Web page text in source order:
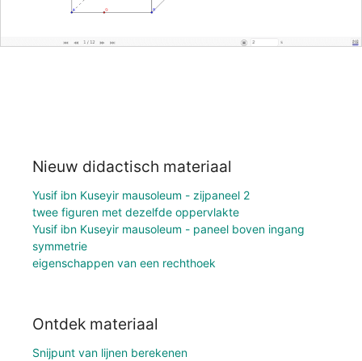
Nieuw didactisch materiaal
Yusif ibn Kuseyir mausoleum - zijpaneel 2
twee figuren met dezelfde oppervlakte
Yusif ibn Kuseyir mausoleum - paneel boven ingang
symmetrie
eigenschappen van een rechthoek
Ontdek materiaal
Snijpunt van lijnen berekenen